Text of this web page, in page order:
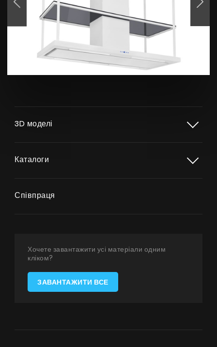
Контакти
UA|
3D моделі
Каталоги
Співпраця
Хочете завантажити усі матеріали одним
кліком?
ЗАВАНТАЖИТИ ВСЕ